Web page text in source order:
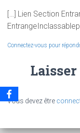
[…] Lien Section
Connectez-vous pour
Vous devez être